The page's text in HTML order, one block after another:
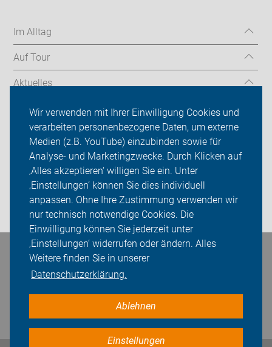
Wir verwenden mit Ihrer Einwilligung Cookies und
verarbeiten personenbezogene Daten, um externe
Medien (z.B. YouTube) einzubinden sowie für
Analyse- und Marketingzwecke. Durch Klicken auf
‚Alles akzeptieren‘ willigen Sie ein. Unter
‚Einstellungen‘ können Sie dies individuell
anpassen. Ohne Ihre Zustimmung verwenden wir
nur technisch notwendige Cookies. Die
Einwilligung können Sie jederzeit unter
‚Einstellungen‘ widerrufen oder ändern. Alles
Weitere finden Sie in unserer
Datenschutzerklärung.
Ablehnen
Einstellungen
Im Alltag
Auf Tour
Aktuelles
Über uns
Mitgliedschaft
Fachwissen
Presse
Login
Bleiben Sie in Kontakt